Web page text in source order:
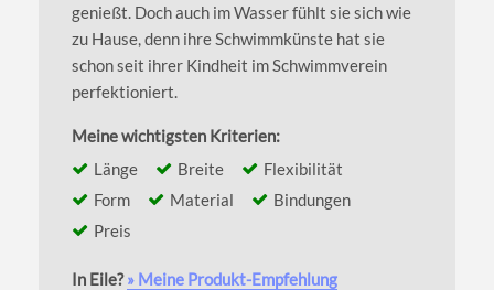
genießt. Doch auch im Wasser fühlt sie sich wie
zu Hause, denn ihre Schwimmkünste hat sie
schon seit ihrer Kindheit im Schwimmverein
perfektioniert.
Meine wichtigsten Kriterien:
Länge
Breite
Flexibilität
Form
Material
Bindungen
Preis
In Eile?» Meine Produkt-Empfehlung